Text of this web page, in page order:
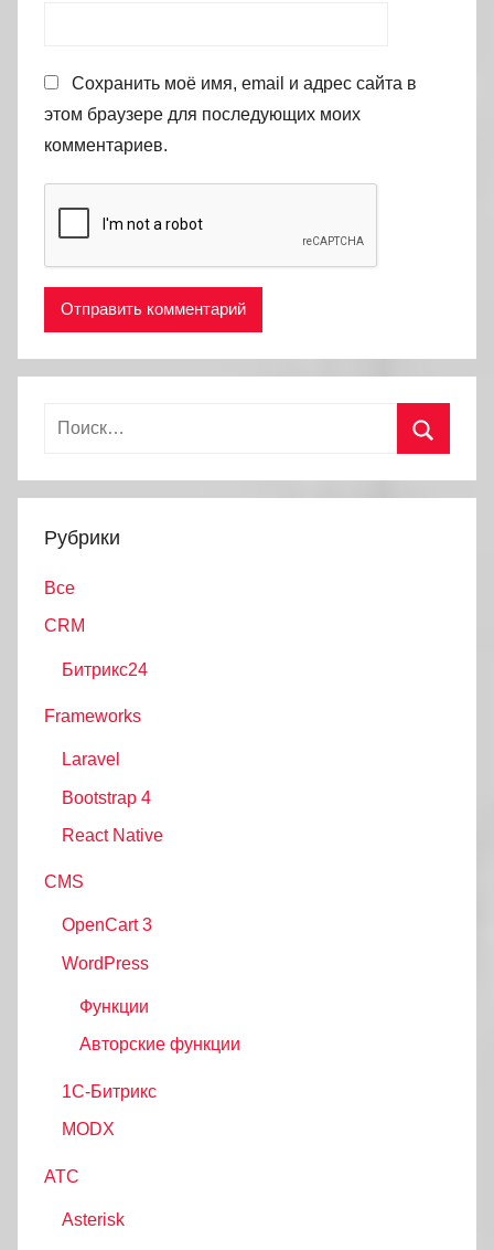
Сохранить моё имя, email и адрес сайта в
этом браузере для последующих моих
комментариев.
Найти:
Рубрики
Все
CRM
Битрикс24
Frameworks
Laravel
Bootstrap 4
React Native
CMS
OpenCart 3
WordPress
Функции
Авторские функции
1С-Битрикс
MODX
АТС
Asterisk